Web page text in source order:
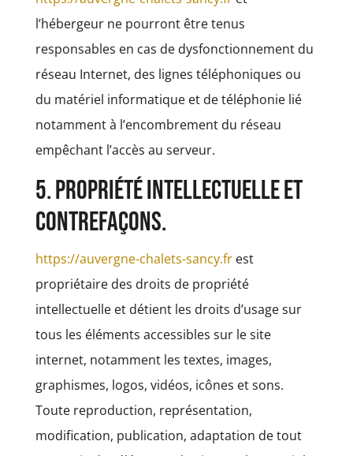
l’hébergeur ne pourront être tenus
responsables en cas de dysfonctionnement du
réseau Internet, des lignes téléphoniques ou
du matériel informatique et de téléphonie lié
notamment à l’encombrement du réseau
empêchant l’accès au serveur.
5. Propriété intellectuelle et
contrefaçons.
https://auvergne-chalets-sancy.frest
propriétaire des droits de propriété
intellectuelle et détient les droits d’usage sur
tous les éléments accessibles sur le site
internet, notamment les textes, images,
graphismes, logos, vidéos, icônes et sons.
Toute reproduction, représentation,
modification, publication, adaptation de tout